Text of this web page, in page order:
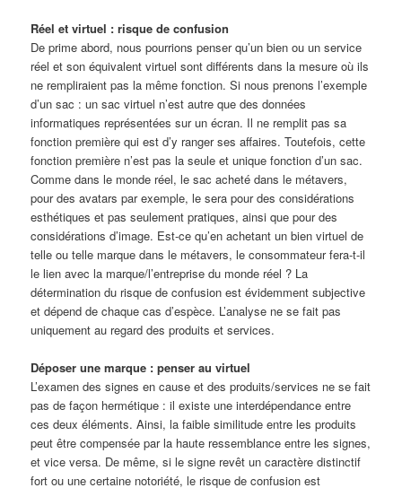
Réel et virtuel : risque de confusion
De prime abord, nous pourrions penser qu’un bien ou un service
réel et son équivalent virtuel sont différents dans la mesure où ils
ne rempliraient pas la même fonction. Si nous prenons l’exemple
d’un sac : un sac virtuel n’est autre que des données
informatiques représentées sur un écran. Il ne remplit pas sa
fonction première qui est d’y ranger ses affaires. Toutefois, cette
fonction première n’est pas la seule et unique fonction d’un sac.
Comme dans le monde réel, le sac acheté dans le métavers,
pour des avatars par exemple, le sera pour des considérations
esthétiques et pas seulement pratiques, ainsi que pour des
considérations d’image. Est-ce qu’en achetant un bien virtuel de
telle ou telle marque dans le métavers, le consommateur fera-t-il
le lien avec la marque/l’entreprise du monde réel ? La
détermination du risque de confusion est évidemment subjective
et dépend de chaque cas d’espèce. L’analyse ne se fait pas
uniquement au regard des produits et services.
Déposer une marque : penser au virtuel
L’examen des signes en cause et des produits/services ne se fait
pas de façon hermétique : il existe une interdépendance entre
ces deux éléments. Ainsi, la faible similitude entre les produits
peut être compensée par la haute ressemblance entre les signes,
et vice versa. De même, si le signe revêt un caractère distinctif
fort ou une certaine notoriété, le risque de confusion est